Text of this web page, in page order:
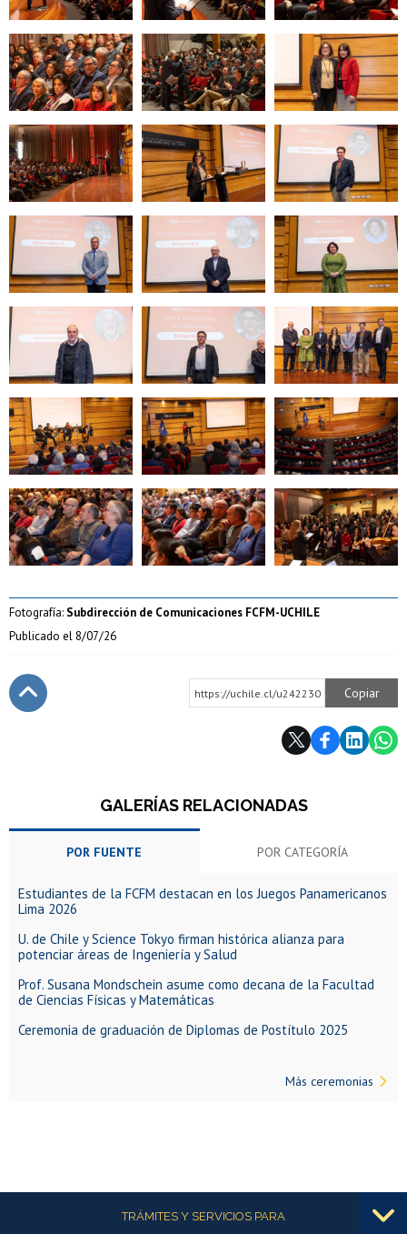
Zoom Zoom
Zoom Zoom Zoom
Zoom Zoom Zoom
Zoom Zoom
Zoom Zoom Zoom
Zoom Zoom Zoom
Fotografía: Subdirección de Comunicaciones FCFM-UCHILE
Publicado el 8/07/26
https://uchile.cl/u242230 Copiar
GALERÍAS RELACIONADAS
POR FUENTE POR CATEGORÍA
Estudiantes de la FCFM destacan en los Juegos Panamericanos
Lima 2026
U. de Chile y Science Tokyo firman histórica alianza para
potenciar áreas de Ingeniería y Salud
Prof. Susana Mondschein asume como decana de la Facultad
de Ciencias Físicas y Matemáticas
Ceremonia de graduación de Diplomas de Postítulo 2025
Más ceremonias
Más informaciónTRÁMITES Y SERVICIOS PARA